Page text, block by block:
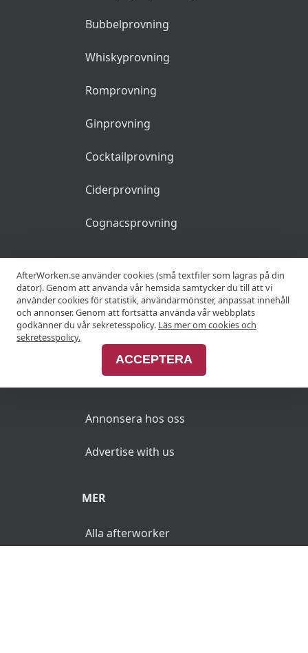
Bubbelprovning
Whiskyprovning
Romprovning
Ginprovning
Cocktailprovning
Ciderprovning
Cognacsprovning
KRÖGARE
Anslut din restaurang
Annonsera hos oss
Advertise with us
MER
Alla afterworker
AfterWorken.se använder cookies (små textfiler som lagras på din
dator). Genom att använda vår hemsida samtycker du till att vi
använder cookies för statistik, användarmönster, anpassat innehåll
och annonser. Genom att fortsätta använda vår webbplats
godkänner du vår sekretesspolicy. Läs mer om cookies och
sekretesspolicy.
ACCEPTERA